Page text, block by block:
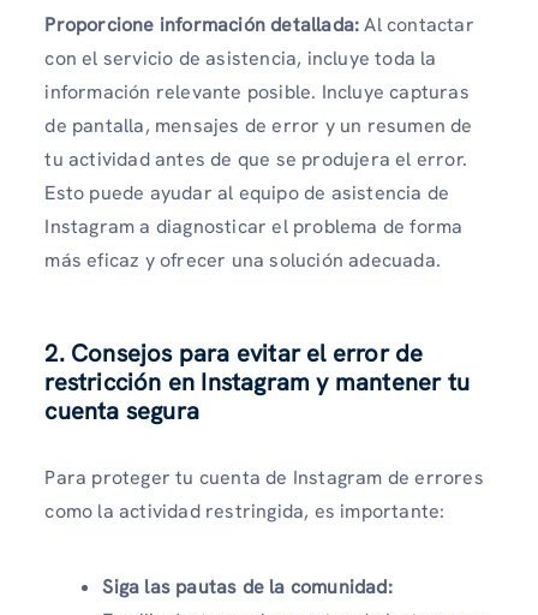
Proporcione información detallada:Al contactar
con el servicio de asistencia, incluye toda la
información relevante posible. Incluye capturas
de pantalla, mensajes de error y un resumen de
tu actividad antes de que se produjera el error.
Esto puede ayudar al equipo de asistencia de
Instagram a diagnosticar el problema de forma
más eficaz y ofrecer una solución adecuada.
2. Consejos para evitar el error de
restricción en Instagram y mantener tu
cuenta segura
Para proteger tu cuenta de Instagram de errores
como la actividad restringida, es importante:
Siga las pautas de la comunidad: